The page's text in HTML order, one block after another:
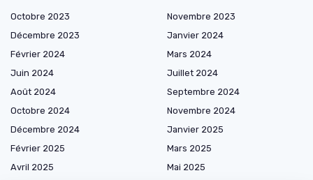
Octobre 2023
Novembre 2023
Décembre 2023
Janvier 2024
Février 2024
Mars 2024
Juin 2024
Juillet 2024
Août 2024
Septembre 2024
Octobre 2024
Novembre 2024
Décembre 2024
Janvier 2025
Février 2025
Mars 2025
Avril 2025
Mai 2025